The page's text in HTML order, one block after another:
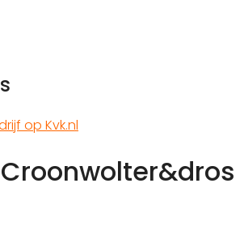
op Kvk.nl